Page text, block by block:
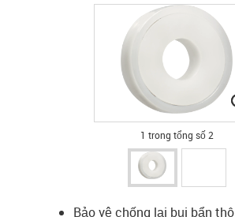
1 trong tổng số 2
Bảo vệ chống lại bụi bẩn thô